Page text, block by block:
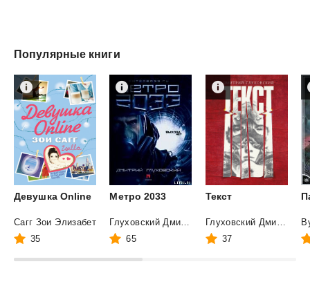
Популярные книги
Девушка Online
Сагг Зои Элизабет
35
Метро 2033
65
Текст
37